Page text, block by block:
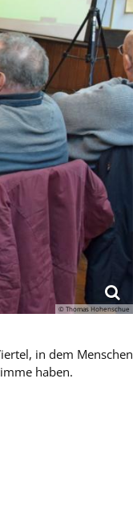
© Thomas Hohenschue
in dem Menschen
haben.